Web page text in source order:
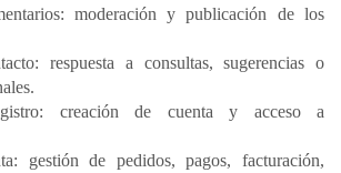
moderación y publicación de los
respuesta a consultas, sugerencias o
creación de cuenta y acceso a
gestión de pedidos, pagos, facturación,